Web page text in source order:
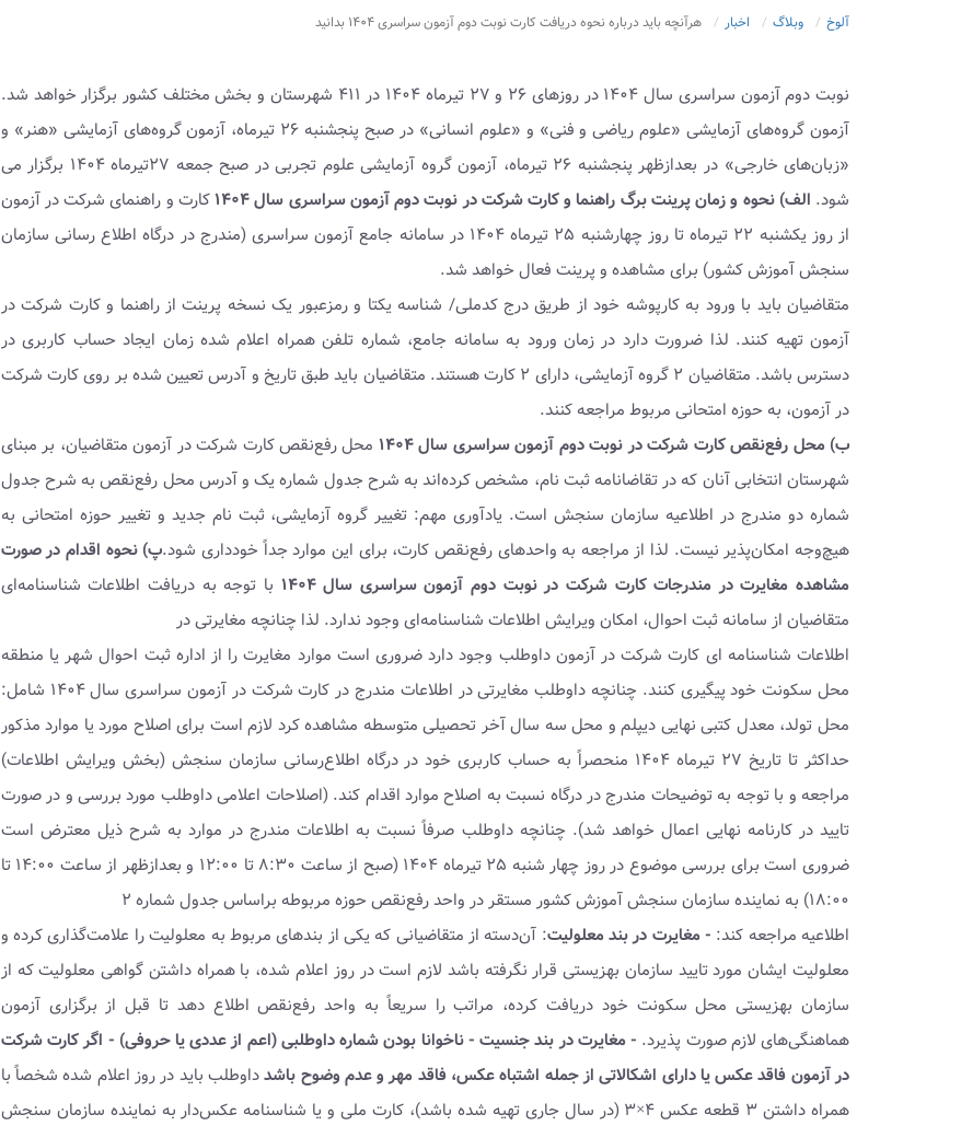
آلوخ وبلاگ اخبار هرآنچه باید درباره نحوه دریافت کارت نوبت دوم آزمون سراسری ۱۴۰۴ بدانید
نوبت دوم آزمون‌ سراسری‌ سال ۱۴۰۴ در روزهای ۲۶ و ۲۷ تیرماه ۱۴۰۴ در ۴۱۱ شهرستان و بخش مختلف کشور برگزار خواهد شد.
آزمون گروه‌های آزمایشی «علوم ریاضی و فنی» و «علوم انسانی» در صبح پنجشنبه ۲۶ تیرماه، آزمون گروه‌های آزمایشی «هنر» و
«زبان‌های خارجی» در بعدازظهر پنجشنبه ۲۶ تیرماه، آزمون گروه آزمایشی علوم تجربی در صبح جمعه ۲۷تیرماه ۱۴۰۴ برگزار می
شود. الف) نحوه‌ و زمان پرینت برگ راهنما و کارت شرکت در نوبت دوم آزمون‌ سراسری‌ سال ۱۴۰۴
کارت‌ و راهنمای شرکت در آزمون
از روز ‌یکشنبه ۲۲ تیرماه تا روز چهارشنبه ۲۵ تیرماه ۱۴۰۴ در سامانه جامع آزمون سراسری (مندرج در درگاه اطلاع رسانی سازمان
سنجش آموزش کشور) برای مشاهده و پرینت فعال خواهد شد.
متقاضیان باید با ورود به کارپوشه خود از طریق درج کدملی/ شناسه یکتا و رمزعبور یک نسخه پرینت از راهنما و کارت شرکت در
آزمون تهیه کنند. لذا ضرورت دارد در زمان ورود به سامانه جامع، شماره تلفن همراه اعلام شده زمان ایجاد حساب کاربری در
دسترس باشد. متقاضیان ۲ گروه آزمایشی، دارای ۲ کارت هستند. متقاضیان باید طبق تاریخ و آدرس تعیین شده بر روی کارت شرکت
در آزمون، به حوزه امتحانی مربوط مراجعه کنند.
ب) محل‌ رفع‌نقص کارت شرکت در نوبت دوم آزمون‌ سراسری‌ سال ۱۴۰۴
محل رفع‌نقص کارت شرکت در ‌آزمون متقاضیان،‌ بر مبنای‌
شهرستان‌ انتخابی‌ آنان‌ که‌ در تقاضانامه‌ ثبت نام‌، مشخص‌ کرده‌اند به‌ شرح‌ جدول شماره‌ یک و آدرس محل رفع‌نقص به شرح جدول
شماره دو مندرج در اطلاعیه سازمان سنجش است. یادآوری مهم: تغییر گروه آزمایشی، ثبت نام جدید و تغییر حوزه امتحانی به
هیچ‌وجه امکان‌پذیر نیست. لذا از مراجعه به واحدهای رفع‌نقص کارت، برای این موارد جداً خودداری شود.پ) نحوه اقدام در صورت
مشاهده مغایرت در مندرجات کارت شرکت در نوبت دوم آزمون‌ سراسری‌ سال ۱۴۰۴
با توجه به دریافت اطلاعات شناسنامه‌ای
متقاضیان از سامانه ثبت احوال، امکان ویرایش اطلاعات شناسنامه‌ای وجود ندارد. لذا چنانچه مغایرتی در
اطلاعات شناسنامه ای کارت شرکت در آزمون داوطلب وجود دارد ضروری است موارد مغایرت را از اداره ثبت احوال شهر یا منطقه
محل سکونت خود پیگیری کنند. چنانچه داوطلب مغایرتی در اطلاعات مندرج در کارت شرکت در آزمون سراسری سال ۱۴۰۴ شامل:
محل تولد، معدل کتبی نهایی دیپلم و محل سه سال آخر تحصیلی متوسطه مشاهده کرد لازم است برای اصلاح مورد یا موارد مذکور
حداکثر تا تاریخ ۲۷ تیرماه ۱۴۰۴ منحصراً به حساب کاربری خود در درگاه اطلاع‌رسانی سازمان سنجش (بخش ویرایش اطلاعات)
مراجعه و با توجه به توضیحات مندرج در درگاه نسبت به اصلاح موارد اقدام کند. (اصلاحات اعلامی داوطلب مورد بررسی و در صورت
تایید در کارنامه نهایی اعمال خواهد شد). چنانچه داوطلب صرفاً نسبت به اطلاعات مندرج در موارد به شرح ذیل معترض است
ضروری است برای بررسی موضوع در روز چهار شنبه ۲۵ تیرماه ۱۴۰۴ (صبح از ساعت ۸:۳۰ تا ۱۲:۰۰ و بعدازظهر از ساعت ۱۴:۰۰ تا
۱۸:۰۰) به نماینده سازمان سنجش آموزش کشور مستقر در واحد رفع‌نقص حوزه مربوطه براساس جدول شماره ۲
اطلاعیه مراجعه کند: - مغایرت در بند معلولیت: آن‌دسته‌ از متقاضیانی که یکی‌ از بندهای‌ مربوط به معلولیت را علامت‌گذاری‌ کرده و
معلولیت ایشان مورد تایید سازمان بهزیستی قرار نگرفته باشد لازم‌ است‌ در روز اعلام شده، با همراه داشتن گواهی معلولیت که از
سازمان بهزیستی محل سکونت خود دریافت کرده، مراتب‌ را سریعاً به‌ واحد رفع‌نقص‌ اطلاع‌ دهد تا قبل‌ از برگزاری‌ آزمون‌
هماهنگی‌های لازم صورت پذیرد. - مغایرت در بند جنسیت - ناخوانا بودن شماره داوطلبی (اعم از عددی یا حروفی) - اگر کارت شرکت
در آزمون فاقد عکس یا دارای اشکالاتی از جمله اشتباه عکس، فاقد مهر و عدم وضوح باشدداوطلب باید در روز اعلام شده شخصاً با
همراه داشتن ۳ قطعه عکس ۴×۳ (در سال جاری تهیه شده باشد)، کارت ملی و یا شناسنامه عکس‌دار به نماینده سازمان سنجش